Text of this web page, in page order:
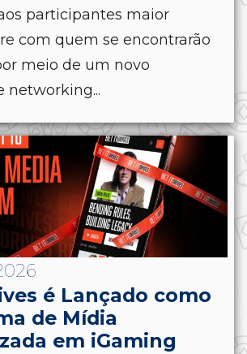
participantes maior
com quem se encontrarão
meio de um novo
networking...
é Lançado como
de Mídia
em iGaming